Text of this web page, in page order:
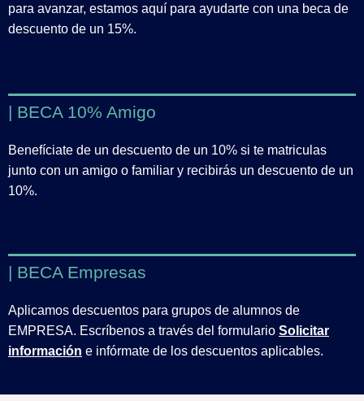
para avanzar, estamos aquí para ayudarte con una beca de
descuento de un 15%.
| BECA 10% Amigo
Benefíciate de un descuento de un 10% si te matriculas
junto con un amigo o familiar y recibirás un descuento de un
10%.
| BECA Empresas
Aplicamos descuentos para grupos de alumnos de
EMPRESA. Escríbenos a través del formulario Solicitar
información e infórmate de los descuentos aplicables.